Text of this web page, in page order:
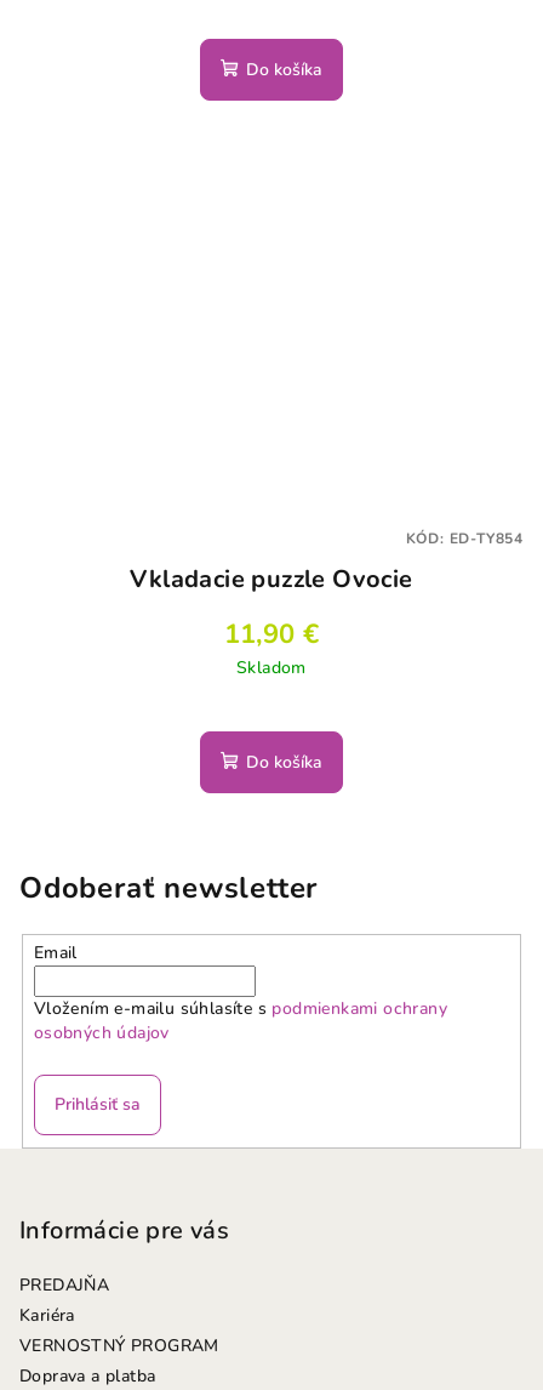
Do košíka
Vkladacie puzzle Ovocie
11,90 €
Skladom
Do košíka
KÓD: ED-TY854
Odoberať newsletter
Email
Vložením e-mailu súhlasíte s podmienkami ochrany
osobných údajov
Prihlásiť sa
Informácie pre vás
PREDAJŇA
Kariéra
VERNOSTNÝ PROGRAM
Doprava a platba